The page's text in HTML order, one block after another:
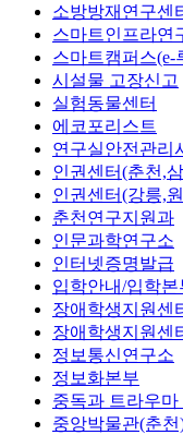
소방방재연구센
스마트인프라연
스마트캠퍼스(e-
시설물 고장신고
실험동물센터
에코포리스트
연구실안전관리
인권센터(춘천,
인권센터(강릉,
춘천연구지원과
인문과학연구소
인터넷증명발급
입학안내/입학본
장애학생지원센
장애학생지원센
정보통신연구소
정보화본부
중독과 트라우
중앙박물관(춘천